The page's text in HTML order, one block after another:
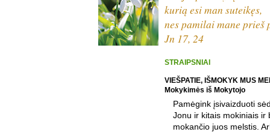
kurią esi man suteikęs,
nes pamilai mane
Jn 17, 24
STRAIPSNIAI
VIEŠPATIE, IŠMOKYK MUS
Mokykimės iš Mokytojo
Pamėgink įsivaizduoti
Jonu ir kitais mokiniais ir
mokančio juos melstis.